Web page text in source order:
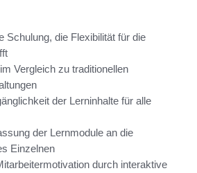
Schulung, die Flexibilität für die
Vergleich zu traditionellen
der Lerninhalte für alle
der Lernmodule an die
Einzelnen
durch interaktive